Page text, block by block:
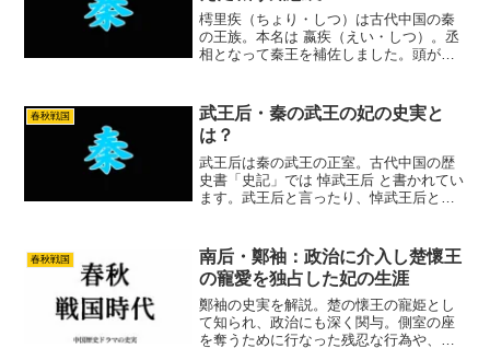
樗里疾（ちょり・しつ）は古代中国の秦
の王族。本名は 嬴疾（えい・しつ）。丞
相となって秦王を補佐しました。頭がよ
団を率いて戦うことも多かったので武将
としての活躍も目立ちます。史実の樗里
疾はどんな人物だったのか紹介します。
春秋戦国
武王后・秦の武王の妃の史実と
は？
武王后は秦の武王の正室。古代中国の歴
史書「史記」では 悼武王后 と書かれてい
ます。武王后と言ったり、悼武王后と言
死しました。武王と武王后の間に子供は
なく、他の側室との間...
春秋戦国
南后・鄭袖：政治に介入し楚懷王
の寵愛を独占した妃の生涯
鄭袖の史実を解説。楚の懐王の寵姫とし
て知られ、政治にも深く関与。側室の座
を奪うために行なった残忍な行為や、楚